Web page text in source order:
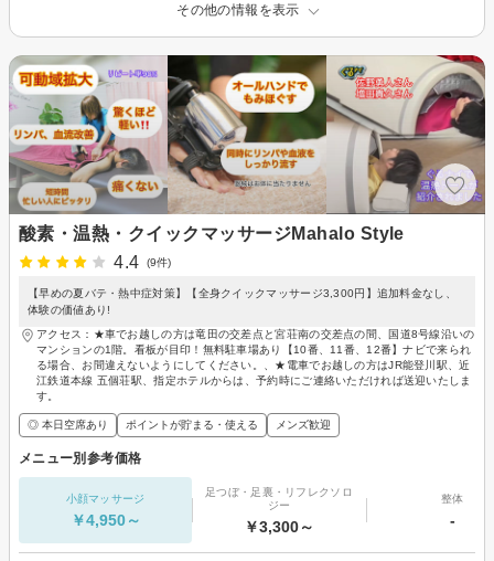
その他の情報を表示
酸素・温熱・クイックマッサージMahalo Style
4.4
(9件)
【早めの夏バテ・熱中症対策】【全身クイックマッサージ3,300円】追加料金なし、
体験の価値あり!
アクセス：★車でお越しの方は竜田の交差点と宮荘南の交差点の間、国道8号線沿いの
マンションの1階。看板が目印！無料駐車場あり【10番、11番、12番】ナビで来られ
る場合、お間違えないようにしてください。、★電車でお越しの方はJR能登川駅、近
江鉄道本線 五個荘駅、指定ホテルからは、予約時にご連絡いただければ送迎いたしま
す。
◎ 本日空席あり ポイントが貯まる・使える メンズ歓迎
メニュー別参考価格
小顔マッサージ
￥4,950～
足つぼ・足裏・リフレクソロ
ジー
￥3,300～
整体
-